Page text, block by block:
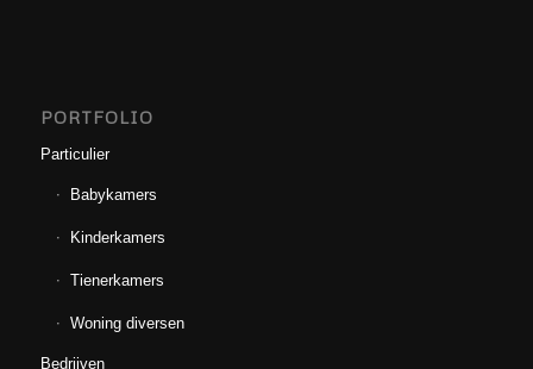
PORTFOLIO
Particulier
Babykamers
Kinderkamers
Tienerkamers
Woning diversen
Bedrijven